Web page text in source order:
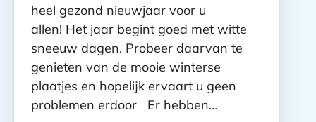
heel gezond nieuwjaar voor u
allen! Het jaar begint goed met witte
sneeuw dagen. Probeer daarvan te
genieten van de mooie winterse
plaatjes en hopelijk ervaart u geen
problemen erdoor Er hebben…